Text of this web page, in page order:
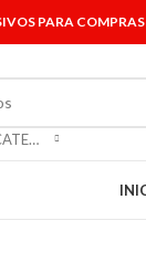
PARA
SELECCIONA UNA CATEGORÍA